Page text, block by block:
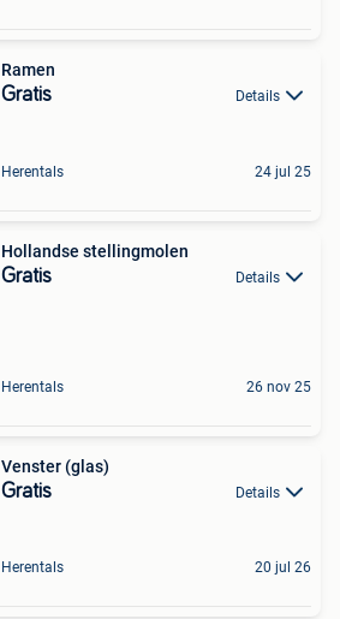
Ramen
Gratis Details
Herentals 24 jul 25
Hollandse stellingmolen
Gratis Details
Herentals 26 nov 25
Venster (glas)
Gratis Details
Herentals 20 jul 26